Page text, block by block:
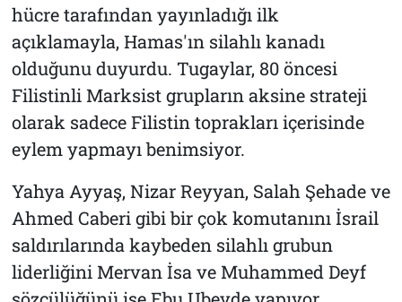
hücre tarafından yayınladığı ilk
açıklamayla, Hamas'ın silahlı kanadı
olduğunu duyurdu. Tugaylar, 80 öncesi
Filistinli Marksist grupların aksine strateji
olarak sadece Filistin toprakları içerisinde
eylem yapmayı benimsiyor.
Yahya Ayyaş, Nizar Reyyan, Salah Şehade ve
Ahmed Caberi gibi bir çok komutanını İsrail
saldırılarında kaybeden silahlı grubun
liderliğini Mervan İsa ve Muhammed Deyf